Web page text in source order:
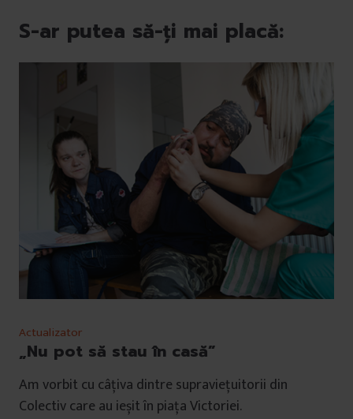
S-ar putea să-ți mai placă:
Actualizator
„Nu pot să stau în casă”
Am vorbit cu câțiva dintre supraviețuitorii din
Colectiv care au ieșit în piața Victoriei.